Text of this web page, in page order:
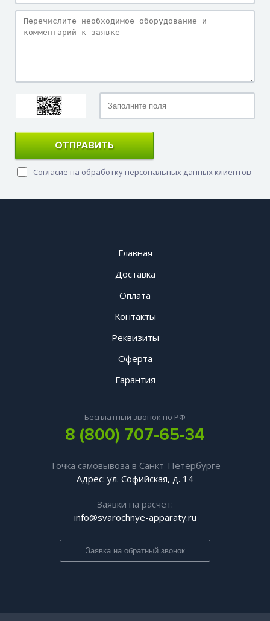
ОТПРАВИТЬ
Согласие на обработку персональных данных клиентов
Главная
Доставка
Оплата
Контакты
Реквизиты
Оферта
Гарантия
Бесплатный звонок по РФ
8 (800) 707-65-34
Точка самовывоза в Санкт-Петербурге
Адрес: ул. Софийская, д. 14
Заявки на расчет:
info@svarochnye-apparaty.ru
Заявка на обратный звонок